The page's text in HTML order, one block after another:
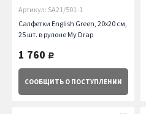
Артикул: SA21/501-1
Салфетки English Green, 20х20 см,
25 шт. в рулоне My Drap
1 760 руб.
СООБЩИТЬ О ПОСТУПЛЕНИИ